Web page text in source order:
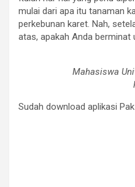
mulai dari apa itu tanaman
perkebunan karet. Nah,
atas, apakah Anda berminat
Mahasiswa
Sudah download aplikasi